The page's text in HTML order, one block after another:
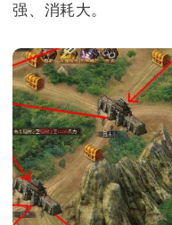
强、消耗大。